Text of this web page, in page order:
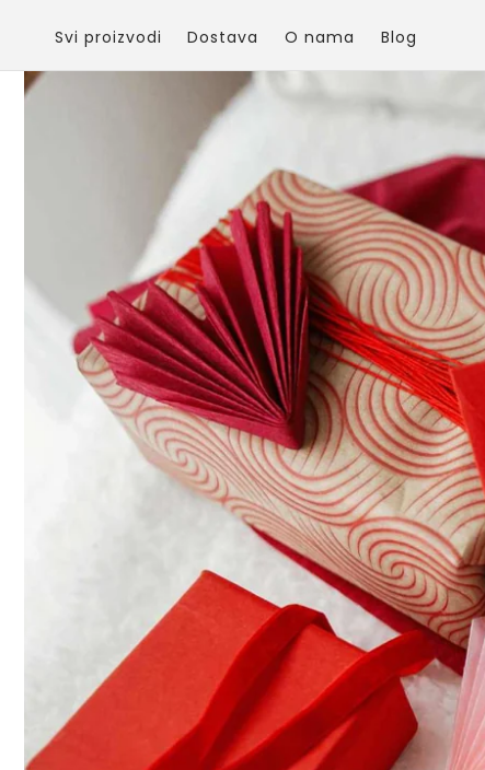
content
Svi proizvodi Dostava O nama Blog